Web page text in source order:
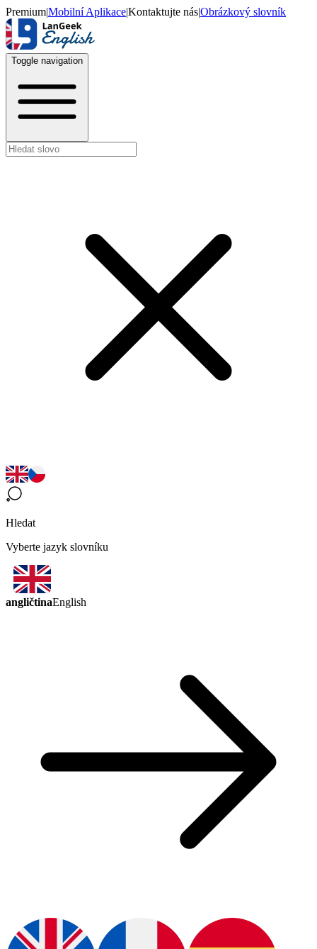
Premium|Mobilní Aplikace|Kontaktujte nás|Obrázkový slovník
Toggle navigation
Hledat
Vyberte jazyk slovníku
angličtinaEnglish